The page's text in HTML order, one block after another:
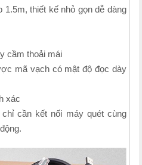
thiết kế nhỏ gọn dễ dàng
cầm thoải mái
mã vạch có mật độ đọc dày
xác
cần kết nối máy quét cùng